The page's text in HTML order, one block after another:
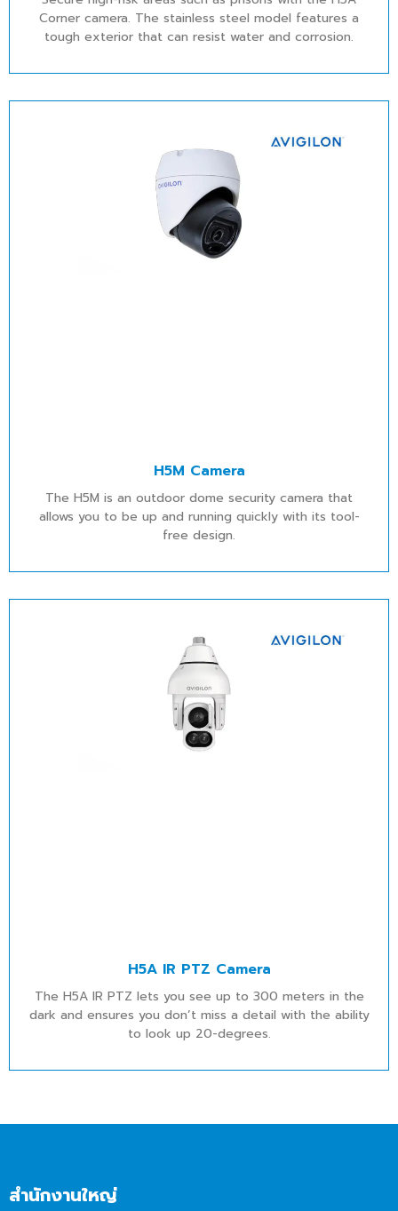
Corner camera. The stainless steel model features a
tough exterior that can resist water and corrosion.
H5M Camera
The H5M is an outdoor dome security camera that
allows you to be up and running quickly with its tool-
free design.
H5A IR PTZ Camera
The H5A IR PTZ lets you see up to 300 meters in the
dark and ensures you don’t miss a detail with the ability
to look up 20-degrees.
สำนักงานใหญ่